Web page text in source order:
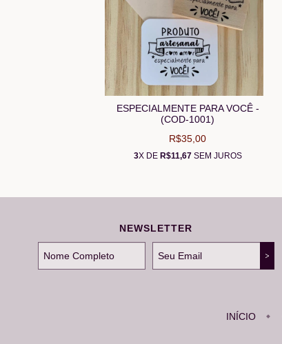
ESPECIALMENTE PARA VOCÊ -
(COD-1001)
R$35,00
3X DE R$11,67SEM JUROS
NEWSLETTER
INÍCIO